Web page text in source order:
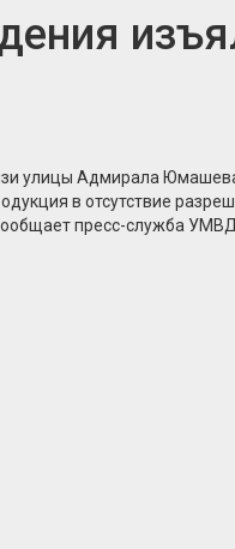
улицы Адмирала
в отсутствие
пресс-служба